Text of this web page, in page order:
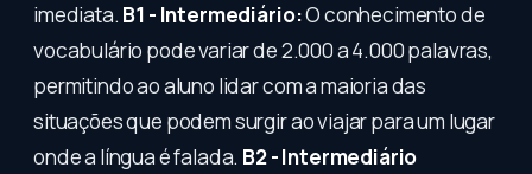
imediata. B1 - Intermediário:O conhecimento de
vocabulário pode variar de 2.000 a 4.000 palavras,
permitindo ao aluno lidar com a maioria das
situações que podem surgir ao viajar para um lugar
onde a língua é falada. B2 - Intermediário